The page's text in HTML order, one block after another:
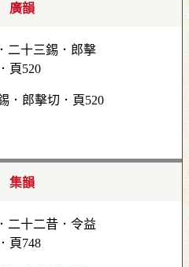
廣韻
．郎擊切．頁520
集韻